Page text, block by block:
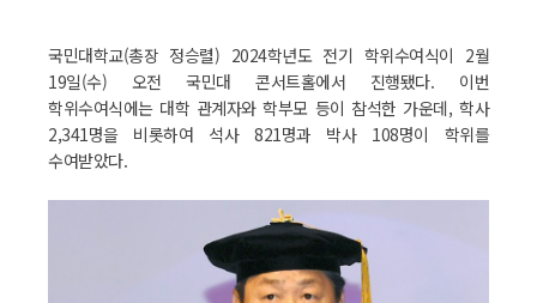
국민대학교(총장 정승렬) 2024학년도 전기 학위수여식이 2월
19일(수) 오전 국민대 콘서트홀에서 진행됐다. 이번
학위수여식에는 대학 관계자와 학부모 등이 참석한 가운데, 학사
2,341명을 비롯하여 석사 821명과 박사 108명이 학위를
수여받았다.